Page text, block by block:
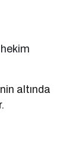
altında